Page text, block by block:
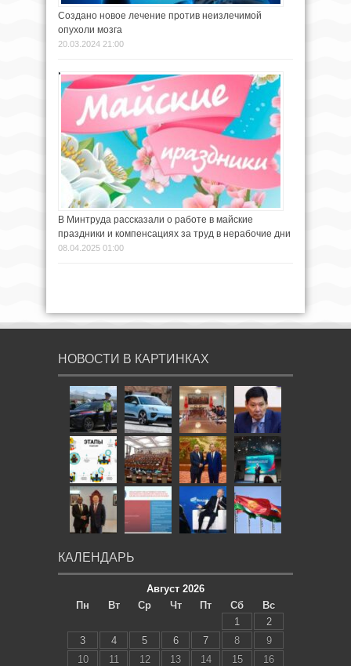
Создано новое лечение против неизлечимой
опухоли мозга
20.03.2024 21:00
В Минтруда рассказали о работе в майские
праздники и компенсациях за труд в нерабочие дни
08.04.2025 01:00
НОВОСТИ В КАРТИНКАХ
КАЛЕНДАРЬ
Август 2026
Пн
Вт Ср Чт Пт Сб
Вс
1
2
3
4 5 6 7 8
9
10
11 12 13 14 15
16